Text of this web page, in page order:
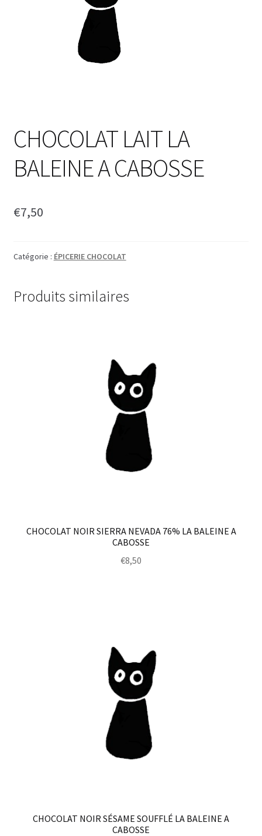
CHOCOLAT LAIT LA
BALEINE A CABOSSE
€7,50
Catégorie : ÉPICERIE CHOCOLAT
Produits similaires
CHOCOLAT NOIR SIERRA NEVADA 76% LA BALEINE A
CABOSSE
€8,50
CHOCOLAT NOIR SÉSAME SOUFFLÉ LA BALEINE A
CABOSSE